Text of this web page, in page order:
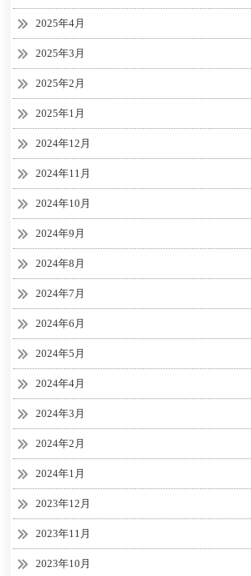
2025年4月
2025年3月
2025年2月
2025年1月
2024年12月
2024年11月
2024年10月
2024年9月
2024年8月
2024年7月
2024年6月
2024年5月
2024年4月
2024年3月
2024年2月
2024年1月
2023年12月
2023年11月
2023年10月